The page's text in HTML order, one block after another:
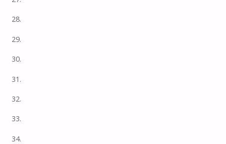
28.
29.
30.
31.
32.
33.
34.